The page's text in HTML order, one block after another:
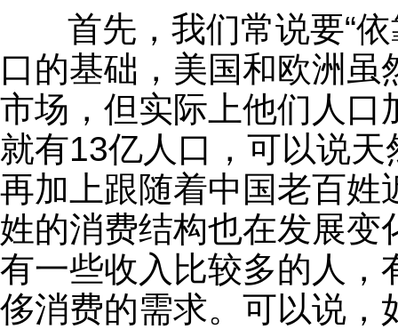
首先，我们常说要“依
口的基础，美国和欧洲
市场，但实际上他们人口
就有13亿人口，可以说
再加上跟随着中国老百姓
姓的消费结构也在发展变
有一些收入比较多的人，
侈消费的需求。可以说，